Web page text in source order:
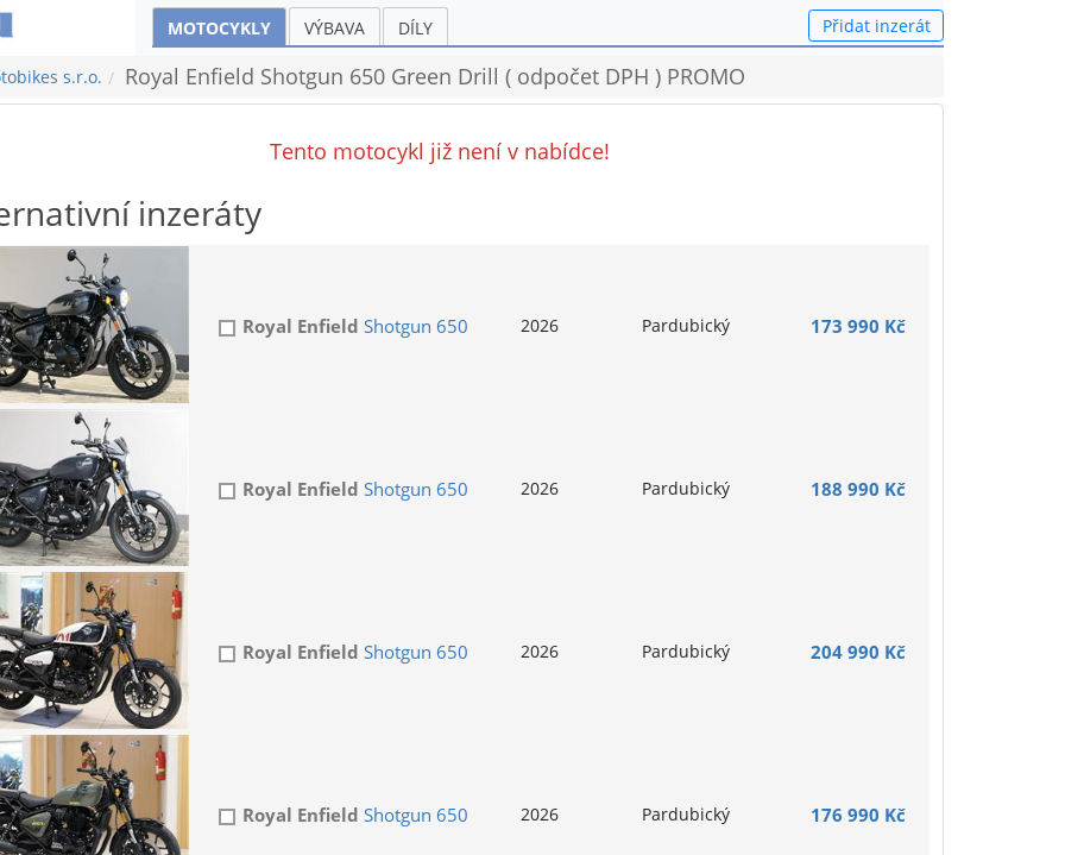
MOTOCYKLY VÝBAVA DÍLY Přidat inzerát
s.r.o. Royal Enfield Shotgun 650 Green Drill ( odpočet DPH ) PROMO
Tento motocykl již není v nabídce!
inzeráty
Royal Enfield Shotgun 650 2026 Pardubický 173 990 Kč
Royal Enfield Shotgun 650 2026 Pardubický 188 990 Kč
Royal Enfield Shotgun 650 2026 Pardubický 204 990 Kč
Royal Enfield Shotgun 650 2026 Pardubický 176 990 Kč